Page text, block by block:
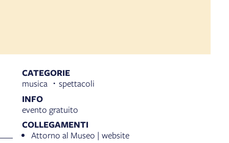
CATEGORIE
musica
spettacoli
INFO
evento gratuito
COLLEGAMENTI
Attorno al Museo | website